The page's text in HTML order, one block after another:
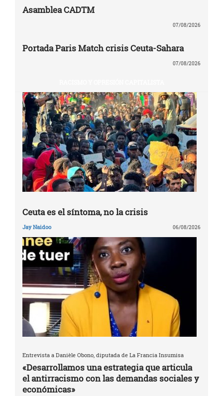
Asamblea CADTM
07/08/2026
Portada Paris Match crisis Ceuta-Sahara
07/08/2026
Ceuta es el síntoma, no la crisis
Jay Naidoo 06/08/2026
Entrevista a Danièle Obono, diputada de La Francia Insumisa
«Desarrollamos una estrategia que articula
el antirracismo con las demandas sociales y
económicas»